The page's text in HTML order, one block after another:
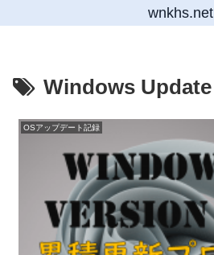
wnkhs.net
Windows Update
OSアップデート記録